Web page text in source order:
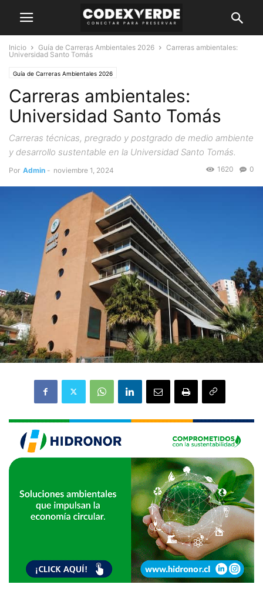
Inicio Guía de Carreras Ambientales 2026
Carreras ambientales:
Universidad Santo Tomás
Guía de Carreras Ambientales 2026
Carreras ambientales:
Universidad Santo Tomás
Carreras técnicas, pregrado y postgrado de medio ambiente
y desarrollo sustentable en la Universidad Santo Tomás.
Por Admin - noviembre 1, 2024 0
1620